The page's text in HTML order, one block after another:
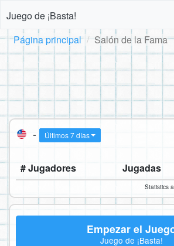
Juego de ¡Basta!
Página principal Salón de la Fama
- Últimos 7 días
# Jugadores Jugadas
Statistics
Empezar el
Juego de ¡Basta!